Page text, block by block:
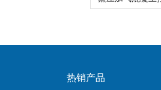
热销产品